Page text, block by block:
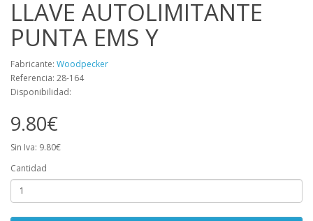
LLAVE AUTOLIMITANTE
PUNTA EMS Y
Fabricante: Woodpecker
Referencia: 28-164
Disponibilidad:
9.80€
Sin Iva: 9.80€
Cantidad